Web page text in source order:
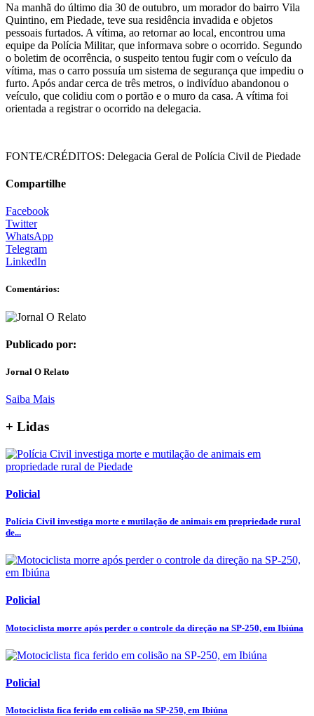
Na manhã do último dia 30 de outubro, um morador do bairro Vila
Quintino, em Piedade, teve sua residência invadida e objetos
pessoais furtados. A vítima, ao retornar ao local, encontrou uma
equipe da Polícia Militar, que informava sobre o ocorrido. Segundo
o boletim de ocorrência, o suspeito tentou fugir com o veículo da
vítima, mas o carro possuía um sistema de segurança que impediu o
furto. Após andar cerca de três metros, o indivíduo abandonou o
veículo, que colidiu com o portão e o muro da casa. A vítima foi
orientada a registrar o ocorrido na delegacia.
FONTE/CRÉDITOS: Delegacia Geral de Polícia Civil de Piedade
Compartilhe
Facebook
Twitter
WhatsApp
Telegram
LinkedIn
Comentários:
Publicado por:
Jornal O Relato
Saiba Mais
+ Lidas
Policial
Polícia Civil investiga morte e mutilação de animais em propriedade rural
de...
Policial
Motociclista morre após perder o controle da direção na SP-250, em Ibiúna
Policial
Motociclista fica ferido em colisão na SP-250, em Ibiúna